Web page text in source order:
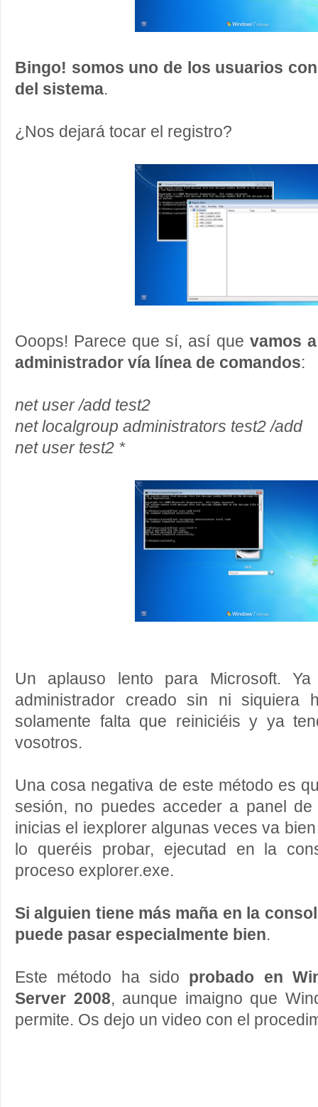
Bingo! somos uno de los usuarios
del sistema.
¿Nos dejará tocar el registro?
Ooops! Parece que sí, así que vamos
administrador vía línea de comandos:
net user /add test2
net localgroup administrators test2 /add
net user test2 *
Un aplauso lento para Microsoft.
administrador creado sin ni siquiera
solamente falta que reiniciéis y ya
vosotros.
Una cosa negativa de este método es
sesión, no puedes acceder a panel
inicias el iexplorer algunas veces va
lo queréis probar, ejecutad en la
proceso explorer.exe.
Si alguien tiene más maña en la
puede pasar especialmente bien.
Este método ha sido probado en
Server 2008, aunque imaigno que
permite. Os dejo un video con el